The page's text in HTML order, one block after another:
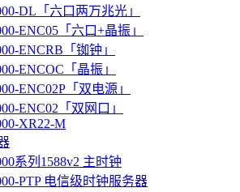
DL「六口两万兆光」
ENC05「六口+晶振」
ENCRB「铷钟」
ENCOC「晶振」
ENC02P「双电源」
ENC02「双网口」
XR22-M
系列1588v2 主时钟
PTP 电信级时钟服务器